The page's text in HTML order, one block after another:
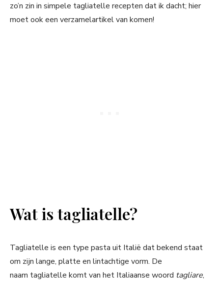
zo’n zin in simpele tagliatelle recepten dat ik dacht; hier
moet ook een verzamelartikel van komen!
Wat is tagliatelle?
Tagliatelle is een type pasta uit Italië dat bekend staat
om zijn lange, platte en lintachtige vorm. De
naam tagliatelle komt van het Italiaanse woord tagliare,